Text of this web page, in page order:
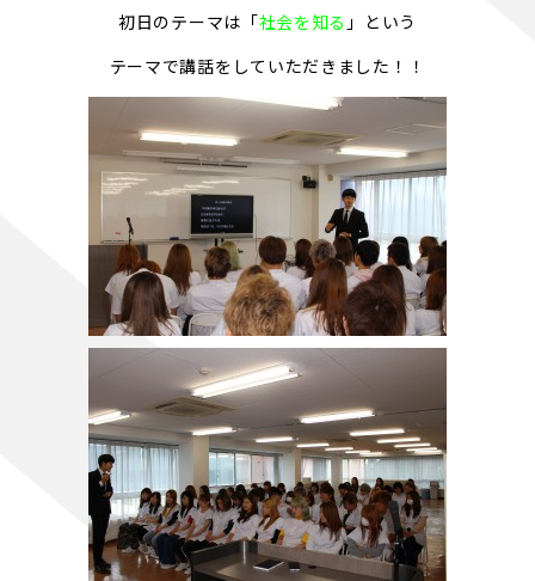
初日のテーマは「社会を知る 」という
テーマで講話をしていただきました！！